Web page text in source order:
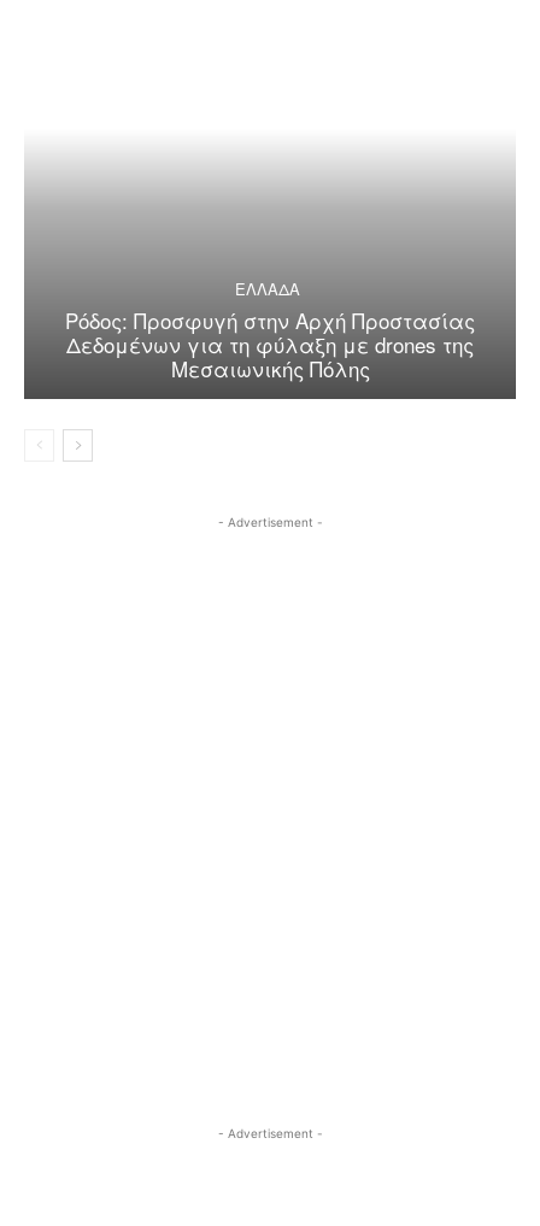
ΕΛΛΑΔΑ
Ρόδος: Προσφυγή στην Αρχή Προστασίας
Δεδομένων για τη φύλαξη με drones της
Μεσαιωνικής Πόλης
- Advertisement -
- Advertisement -